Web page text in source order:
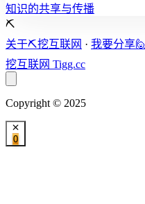
知识的共享与传播
⛏️
关于⛏️挖互联网 · 我要分享🙋
挖互联网 Tigg.cc
Copyright © 2025
0